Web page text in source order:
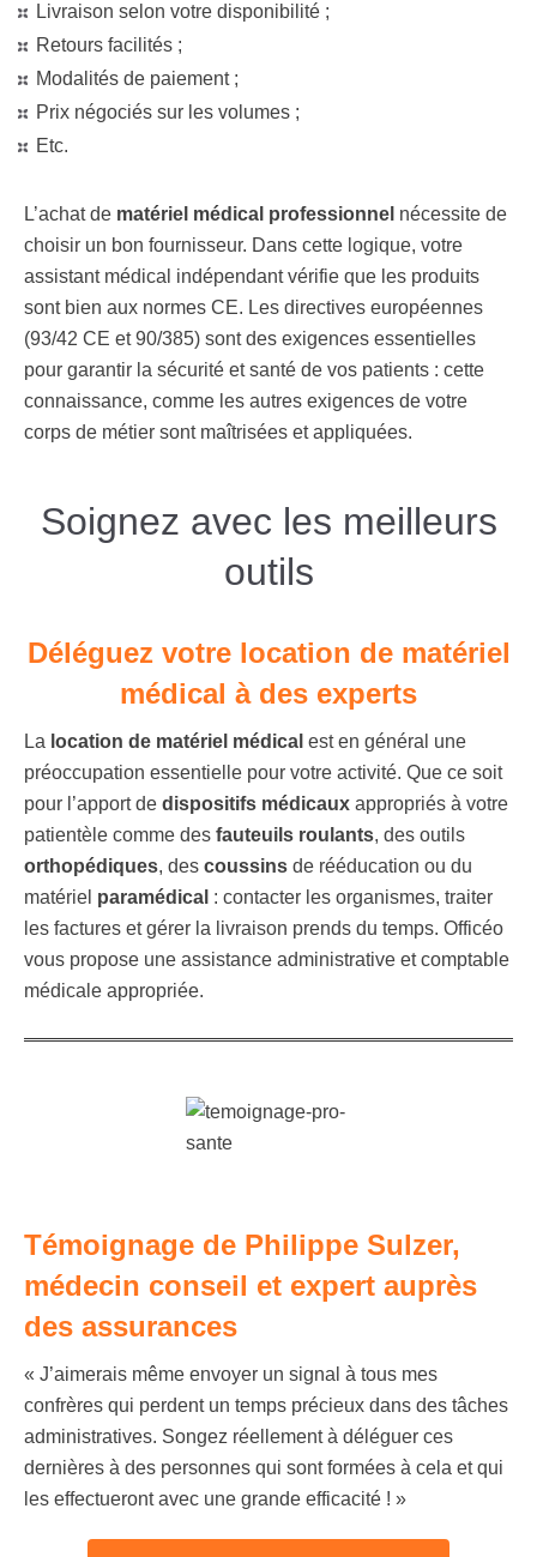
Livraison selon votre disponibilité ;
Retours facilités ;
Modalités de paiement ;
Prix négociés sur les volumes ;
Etc.
L’achat de matériel médical professionnel nécessite de
choisir un bon fournisseur. Dans cette logique, votre
assistant médical indépendant vérifie que les produits
sont bien aux normes CE. Les directives européennes
(93/42 CE et 90/385) sont des exigences essentielles
pour garantir la sécurité et santé de vos patients : cette
connaissance, comme les autres exigences de votre
corps de métier sont maîtrisées et appliquées.
Soignez avec les meilleurs
outils
Déléguez votre location de matériel
médical à des experts
La location de matériel médical est en général une
préoccupation essentielle pour votre activité. Que ce soit
pour l’apport de dispositifs médicaux appropriés à votre
patientèle comme des fauteuils roulants, des outils
orthopédiques, des coussins de rééducation ou du
matériel paramédical : contacter les organismes, traiter
les factures et gérer la livraison prends du temps. Officéo
vous propose une assistance administrative et comptable
médicale appropriée.
Témoignage de Philippe Sulzer,
médecin conseil et expert auprès
des assurances
« J’aimerais même envoyer un signal à tous mes
confrères qui perdent un temps précieux dans des tâches
administratives. Songez réellement à déléguer ces
dernières à des personnes qui sont formées à cela et qui
les effectueront avec une grande efficacité ! »